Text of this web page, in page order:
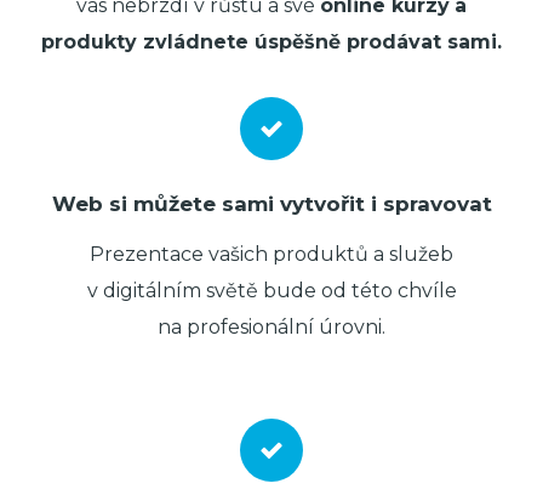
vás nebrzdí v růstu a své online kurzy a
produkty zvládnete úspěšně prodávat sami.
Web si můžete sami vytvořit i spravovat
Prezentace vašich produktů a služeb
v digitálním světě bude od této chvíle
na profesionální úrovni.